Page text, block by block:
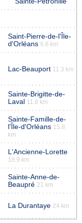
Saint-Pierre-de-l'Île-
d'Orléans 6.6 km
Lac-Beauport 11.3 km
Sainte-Brigitte-de-
Laval 11.8 km
Sainte-Famille-de-
l'Île-d'Orléans 15.8
km
L'Ancienne-Lorette
18.9 km
Sainte-Anne-de-
Beaupré 21 km
La Durantaye 24 km